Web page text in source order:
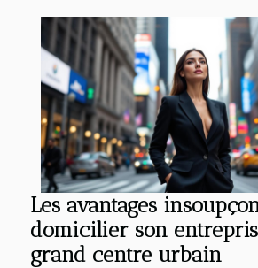
Les avantages
domicilier son
grand centre urbain